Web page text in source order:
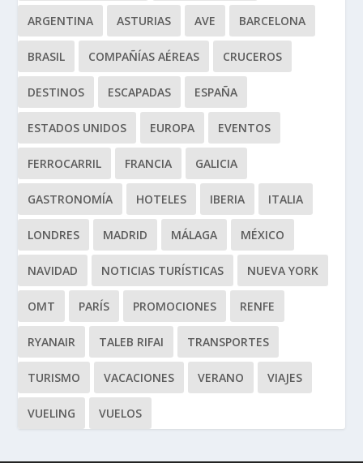
ARGENTINA ASTURIAS AVE BARCELONA
BRASIL COMPAÑÍAS AÉREAS CRUCEROS
DESTINOS ESCAPADAS ESPAÑA
ESTADOS UNIDOS EUROPA EVENTOS
FERROCARRIL FRANCIA GALICIA
GASTRONOMÍA HOTELES IBERIA ITALIA
LONDRES MADRID MÁLAGA MÉXICO
NAVIDAD NOTICIAS TURÍSTICAS NUEVA YORK
OMT PARÍS PROMOCIONES RENFE
RYANAIR TALEB RIFAI TRANSPORTES
TURISMO VACACIONES VERANO VIAJES
VUELING VUELOS